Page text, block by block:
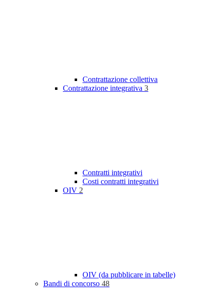
Contrattazione collettiva
Contrattazione integrativa 3
Contratti integrativi
Costi contratti integrativi
OIV 2
OIV (da pubblicare in tabelle)
Bandi di concorso 48